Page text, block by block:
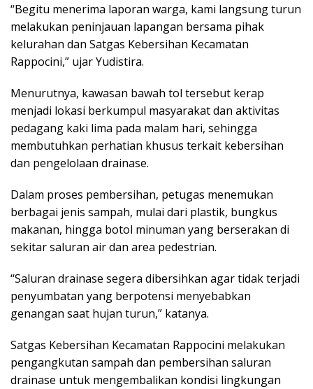
“Begitu menerima laporan warga, kami langsung turun
melakukan peninjauan lapangan bersama pihak
kelurahan dan Satgas Kebersihan Kecamatan
Rappocini,” ujar Yudistira.
Menurutnya, kawasan bawah tol tersebut kerap
menjadi lokasi berkumpul masyarakat dan aktivitas
pedagang kaki lima pada malam hari, sehingga
membutuhkan perhatian khusus terkait kebersihan
dan pengelolaan drainase.
Dalam proses pembersihan, petugas menemukan
berbagai jenis sampah, mulai dari plastik, bungkus
makanan, hingga botol minuman yang berserakan di
sekitar saluran air dan area pedestrian.
“Saluran drainase segera dibersihkan agar tidak terjadi
penyumbatan yang berpotensi menyebabkan
genangan saat hujan turun,” katanya.
Satgas Kebersihan Kecamatan Rappocini melakukan
pengangkutan sampah dan pembersihan saluran
drainase untuk mengembalikan kondisi lingkungan